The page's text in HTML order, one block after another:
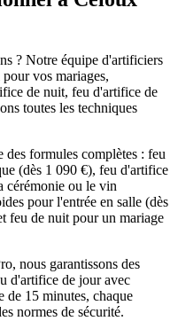
? Notre équipe d'artificiers
vos mariages,
de nuit, feu d'artifice de
toutes les techniques
formules complètes : feu
(dès 1 090 €), feu d'artifice
cérémonie ou le vin
pour l'entrée en salle (dès
feu de nuit pour un mariage
nous garantissons des
d'artifice de jour avec
de 15 minutes, chaque
normes de sécurité.